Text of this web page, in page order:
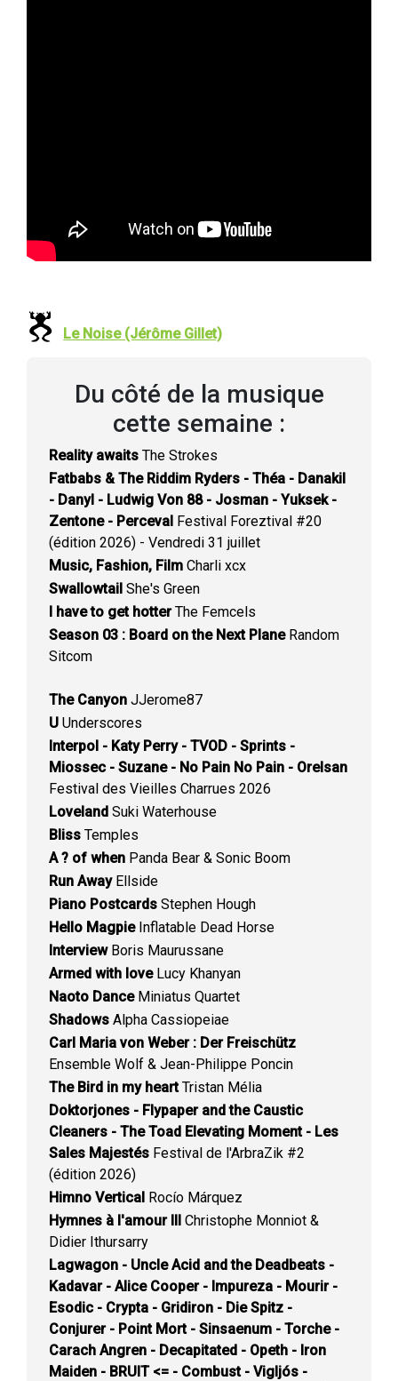
Le Noise (Jérôme Gillet)
Du côté de la musique
cette semaine :
Reality awaits The Strokes
Fatbabs & The Riddim Ryders - Théa - Danakil
- Danyl - Ludwig Von 88 - Josman - Yuksek -
Zentone - Perceval Festival Foreztival #20
(édition 2026) - Vendredi 31 juillet
Music, Fashion, Film Charli xcx
Swallowtail She's Green
I have to get hotterThe Femcels
Season 03 : Board on the Next PlaneRandom
Sitcom
The Canyon JJerome87
U Underscores
Interpol - Katy Perry - TVOD - Sprints -
Miossec - Suzane - No Pain No Pain - Orelsan
Festival des Vieilles Charrues 2026
Loveland Suki Waterhouse
Bliss Temples
A ? of when Panda Bear & Sonic Boom
Run AwayEllside
Piano Postcards Stephen Hough
Hello MagpieInflatable Dead Horse
InterviewBoris Maurussane
Armed with loveLucy Khanyan
Naoto DanceMiniatus Quartet
Shadows Alpha Cassiopeiae
Carl Maria von Weber : Der Freischütz
Ensemble Wolf & Jean-Philippe Poncin
The Bird in my heartTristan Mélia
Doktorjones - Flypaper and the Caustic
Cleaners - The Toad Elevating Moment - Les
Sales Majestés Festival de l'ArbraZik #2
(édition 2026)
Himno Vertical Rocío Márquez
Hymnes à l'amour III Christophe Monniot &
Didier Ithursarry
Lagwagon - Uncle Acid and the Deadbeats -
Kadavar - Alice Cooper - Impureza - Mourir -
Esodic - Crypta - Gridiron - Die Spitz -
Conjurer - Point Mort - Sinsaenum - Torche -
Carach Angren - Decapitated - Opeth - Iron
Maiden - BRUIT <= - Combust - Vigljós -